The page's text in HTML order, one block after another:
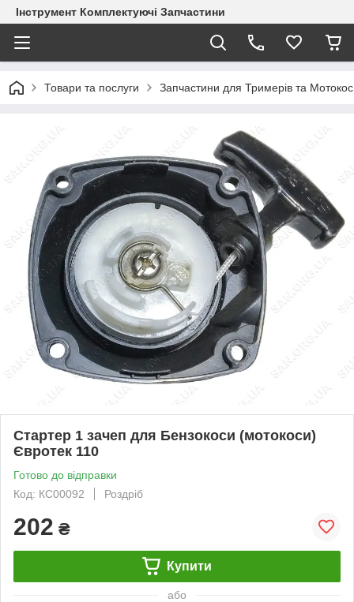
Інструмент Комплектуючі Запчастини
Товари та послуги Запчастини для Тримерів та Мотокос
Стартер 1 зачеп для Бензокоси (мотокоси)
Євротек 110
Готово до відправки
Код: КС00092
Роздріб
202 ₴
Купити
або